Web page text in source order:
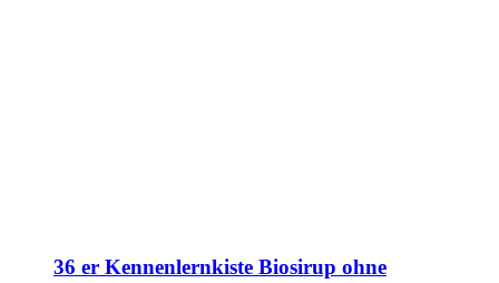
36 er Kennenlernkiste Biosirup ohne